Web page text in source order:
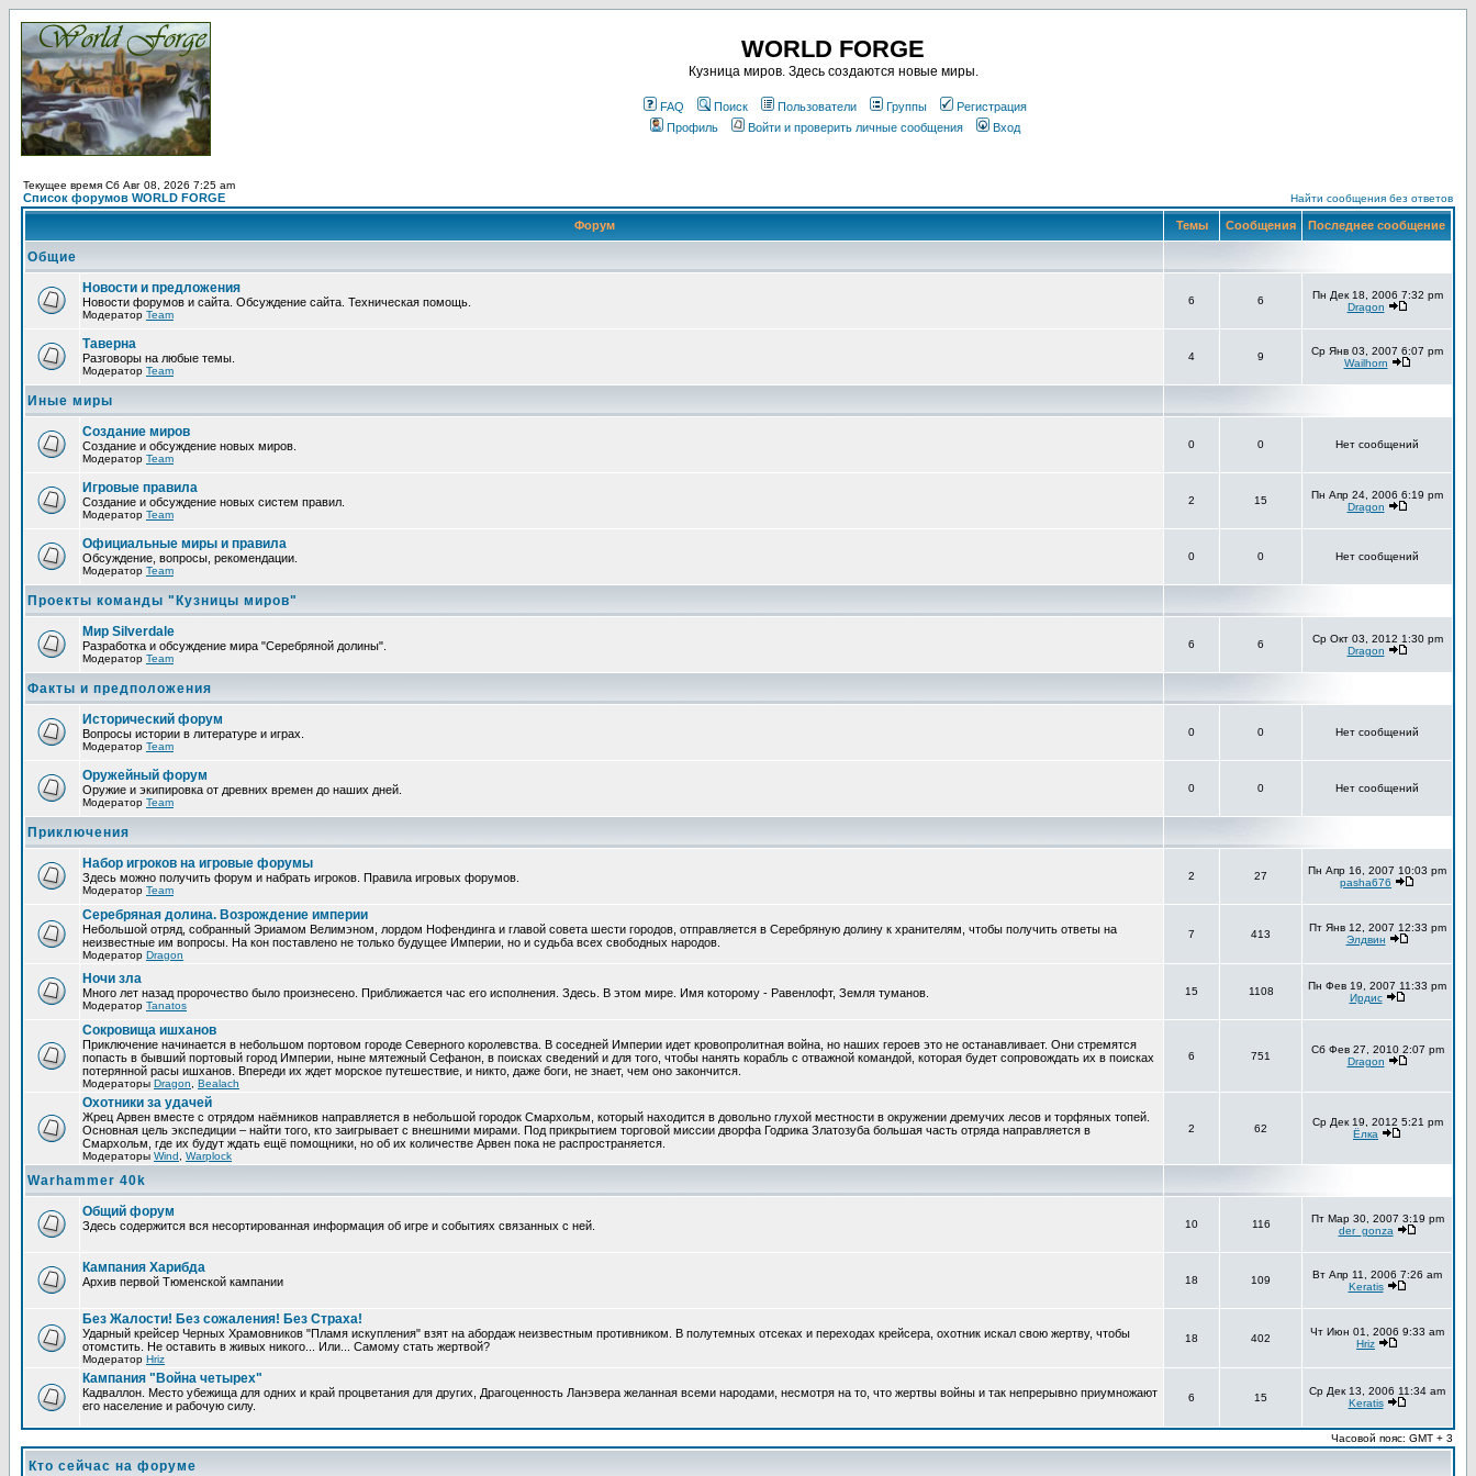
WORLD FORGE
Кузница миров. Здесь создаются новые миры.
FAQ Поиск Пользователи Группы
Регистрация
Профиль
Войти и проверить личные сообщения Вход
Текущее время Сб Авг 08, 2026 7:25 am
Список форумов WORLD FORGE Найти сообщения без ответов
Форум Темы Сообщения Последнее сообщение
Общие
Новости и предложения
Новости форумов и сайта. Обсуждение сайта. Техническая помощь.
Модератор Team
6 6
Пн Дек 18, 2006 7:32 pm
Dragon
Таверна
Разговоры на любые темы.
Модератор Team
4 9
Ср Янв 03, 2007 6:07 pm
Wailhorn
Иные миры
Создание миров
Создание и обсуждение новых миров.
Модератор Team
0 0 Нет сообщений
Игровые правила
Создание и обсуждение новых систем правил.
Модератор Team
2 15
Пн Апр 24, 2006 6:19 pm
Dragon
Официальные миры и правила
Обсуждение, вопросы, рекомендации.
Модератор Team
0 0 Нет сообщений
Проекты команды "Кузницы миров"
Мир Silverdale
Разработка и обсуждение мира "Серебряной долины".
Модератор Team
6 6
Ср Окт 03, 2012 1:30 pm
Dragon
Факты и предположения
Исторический форум
Вопросы истории в литературе и играх.
Модератор Team
0 0 Нет сообщений
Оружейный форум
Оружие и экипировка от древних времен до наших дней.
Модератор Team
0 0 Нет сообщений
Приключения
Набор игроков на игровые форумы
Здесь можно получить форум и набрать игроков. Правила игровых форумов.
Модератор Team
2 27
Пн Апр 16, 2007 10:03 pm
pasha676
Серебряная долина. Возрождение империи
Небольшой отряд, собранный Эриамом Велимэном, лордом Нофендинга и главой совета шести городов, отправляется в Серебряную долину к хранителям, чтобы получить ответы на
неизвестные им вопросы. На кон поставлено не только будущее Империи, но и судьба всех свободных народов.
Модератор Dragon
7 413
Пт Янв 12, 2007 12:33 pm
Элдвин
Ночи зла
Много лет назад пророчество было произнесено. Приближается час его исполнения. Здесь. В этом мире. Имя которому - Равенлофт, Земля туманов.
Модератор Tanatos
15 1108
Пн Фев 19, 2007 11:33 pm
Ирдис
Сокровища ишханов
Приключение начинается в небольшом портовом городе Северного королевства. В соседней Империи идет кровопролитная война, но наших героев это не останавливает. Они стремятся
попасть в бывший портовый город Империи, ныне мятежный Сефанон, в поисках сведений и для того, чтобы нанять корабль с отважной командой, которая будет сопровождать их в поисках
потерянной расы ишханов. Впереди их ждет морское путешествие, и никто, даже боги, не знает, чем оно закончится.
Модераторы Dragon Bealach
6 751
Сб Фев 27, 2010 2:07 pm
Dragon
Охотники за удачей
Жрец Арвен вместе с отрядом наёмников направляется в небольшой городок Смархольм, который находится в довольно глухой местности в окружении дремучих лесов и торфяных топей.
Основная цель экспедиции – найти того, кто заигрывает с внешними мирами. Под прикрытием торговой миссии дворфа Годрика Златозуба большая часть отряда направляется в
Смархольм, где их будут ждать ещё помощники, но об их количестве Арвен пока не распространяется.
Модераторы Wind Warplock
2 62
Ср Дек 19, 2012 5:21 pm
Ёлка
Warhammer 40k
Общий форум
Здесь содержится вся несортированная информация об игре и событиях связанных с ней. 10 116
Пт Мар 30, 2007 3:19 pm
der_gonza
Кампания Харибда
Архив первой Тюменской кампании 18 109
Вт Апр 11, 2006 7:26 am
Keratis
Без Жалости! Без сожаления! Без Страха!
Ударный крейсер Черных Храмовников "Пламя искупления" взят на абордаж неизвестным противником. В полутемных отсеках и переходах крейсера, охотник искал свою жертву, чтобы
отомстить. Не оставить в живых никого... Или... Самому стать жертвой?
Модератор Hriz
18 402
Чт Июн 01, 2006 9:33 am
Hriz
Кампания "Война четырех"
Кадваллон. Место убежища для одних и край процветания для других, Драгоценность Ланэвера желанная всеми народами, несмотря на то, что жертвы войны и так непрерывно приумножают
его население и рабочую силу.
6 15
Ср Дек 13, 2006 11:34 am
Keratis
Часовой пояс: GMT + 3
Кто сейчас на форуме